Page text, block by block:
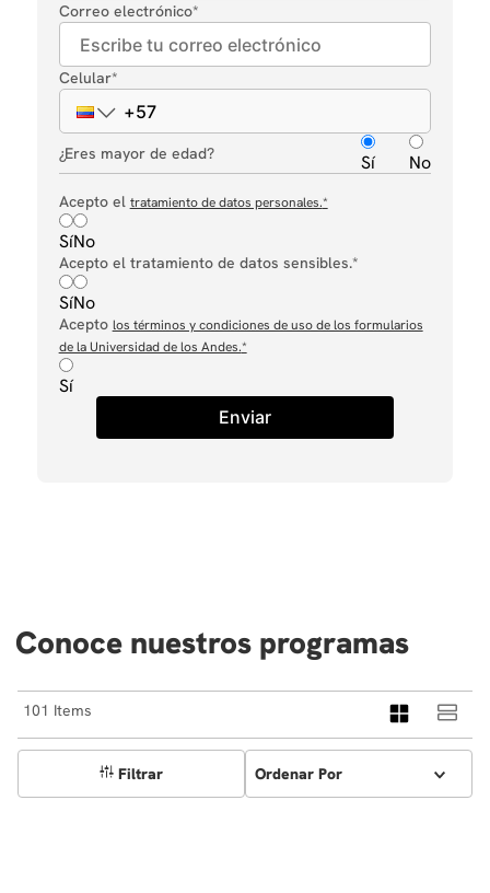
Correo electrónico*
Celular*
¿Eres mayor de edad? Sí No
Acepto el tratamiento de datos personales.*
SíNo
Acepto el tratamiento de datos sensibles.*
SíNo
Acepto los términos y condiciones de uso de los formularios
de la Universidad de los Andes.*
Sí
Enviar
Conoce nuestros programas
101
Filtrar Ordenar Por